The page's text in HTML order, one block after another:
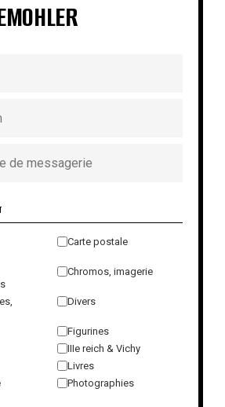
Carte postale
Chromos, imagerie
Divers
Figurines
IIIe reich & Vichy
Livres
Photographies